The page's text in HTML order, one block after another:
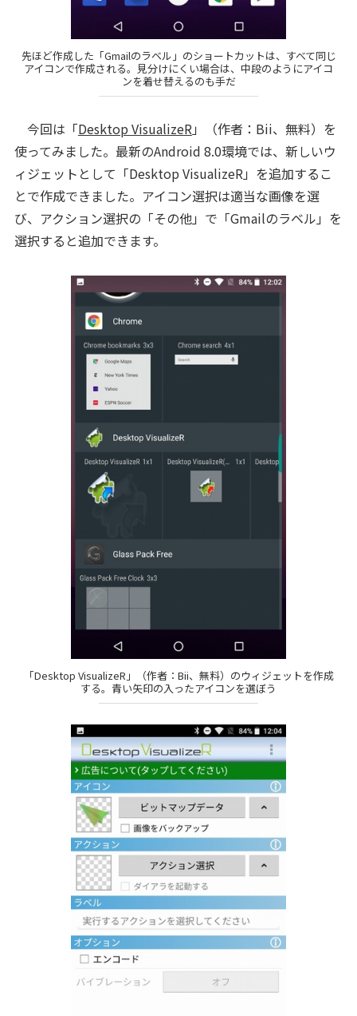
先ほど作成した「Gmailのラベル」のショートカットは、すべて同じ
アイコンで作成される。見分けにくい場合は、中段のようにアイコ
ンを着せ替えるのも手だ
今回は「Desktop VisualizeR 」（作者：Bii、無料）を
使ってみました。最新のAndroid 8.0環境では、新しいウ
ィジェットとして「Desktop VisualizeR」を追加するこ
とで作成できました。アイコン選択は適当な画像を選
び、アクション選択の「その他」で「Gmailのラベル」を
選択すると追加できます。
「Desktop VisualizeR」（作者：Bii、無料）のウィジェットを作成
する。青い矢印の入ったアイコンを選ぼう